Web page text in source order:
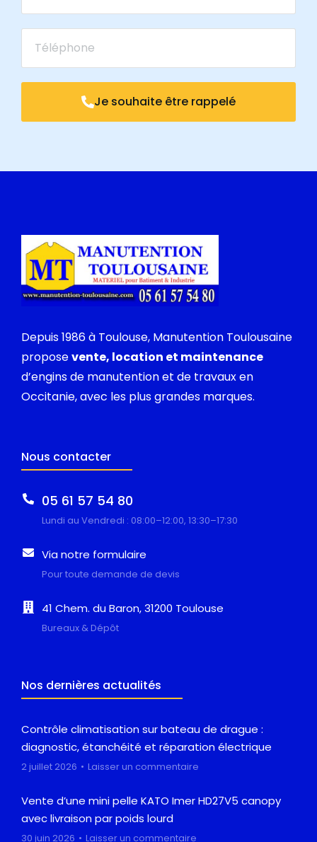
Je souhaite être rappelé
Depuis 1986 à Toulouse, Manutention Toulousaine
proposevente, location et maintenance
d’engins de manutention et de travaux en
Occitanie, avec les plus grandes marques.
Nous contacter
05 61 57 54 80
Lundi au Vendredi : 08:00–12:00, 13:30–17:30
Via notre formulaire
Pour toute demande de devis
41 Chem. du Baron, 31200 Toulouse
Bureaux & Dépôt
Nos dernières actualités
Contrôle climatisation sur bateau de drague :
diagnostic, étanchéité et réparation électrique
2 juillet 2026 Laisser un commentaire
Vente d’une mini pelle KATO Imer HD27V5 canopy
avec livraison par poids lourd
30 juin 2026 Laisser un commentaire